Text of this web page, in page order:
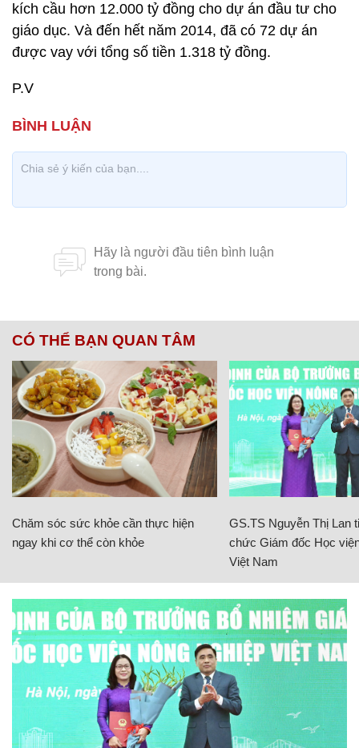
kích cầu hơn 12.000 tỷ đồng cho dự án đầu tư cho
giáo dục. Và đến hết năm 2014, đã có 72 dự án
được vay với tổng số tiền 1.318 tỷ đồng.
P.V
CÓ THỂ BẠN QUAN TÂM
Chăm sóc sức khỏe cần thực hiện
ngay khi cơ thể còn khỏe
GS.TS Nguyễn Thị Lan
chức Giám đốc Học
Việt Nam